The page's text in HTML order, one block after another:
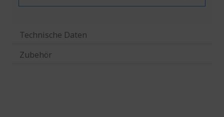
Technische Daten
Zubehör